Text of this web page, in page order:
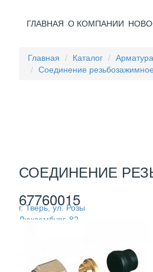
ГЛАВНАЯ О КОМПАНИИ
г. Тверь, ул. Розы
Люксембург, 82
Главная Каталог
Соединение
СОЕДИНЕНИЕ
67760015